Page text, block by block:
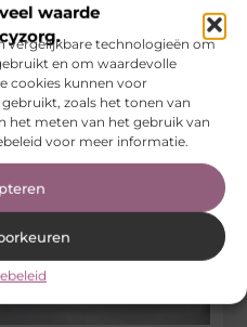
waarde
vergelijkbare technologieën om
en om waardevolle
cookies kunnen voor
zoals het tonen van
het meten van het gebruik van
voor meer informatie.